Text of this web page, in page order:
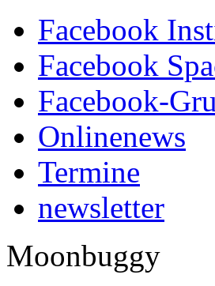
Facebook
Facebook
Facebook-
Onlinenews
Termine
newsletter
Moonbuggy